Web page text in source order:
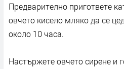
Предварително пригответе
овчето кисело мляко да се
около 10 часа.
Настържете овчето сирене и